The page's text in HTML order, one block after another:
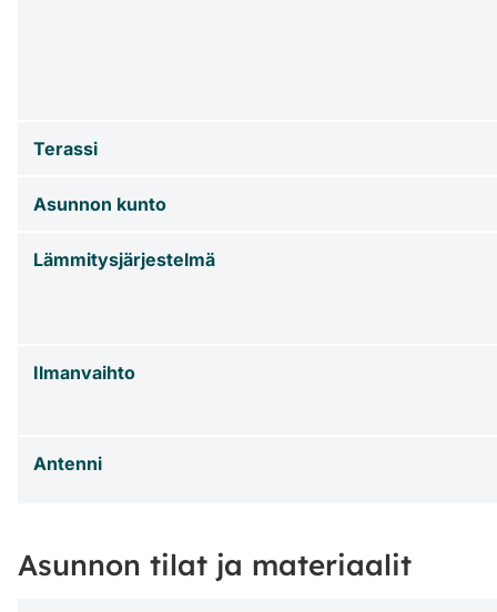
Terassi
Asunnon kunto
Lämmitysjärjestelmä
Ilmanvaihto
Antenni
Asunnon tilat ja materiaalit